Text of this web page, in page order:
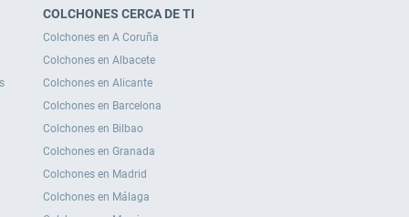
COLCHONES CERCA DE TI
Colchones en A Coruña
Colchones en Albacete
Colchones en Alicante
Colchones en Barcelona
Colchones en Bilbao
Colchones en Granada
Colchones en Madrid
Colchones en Málaga